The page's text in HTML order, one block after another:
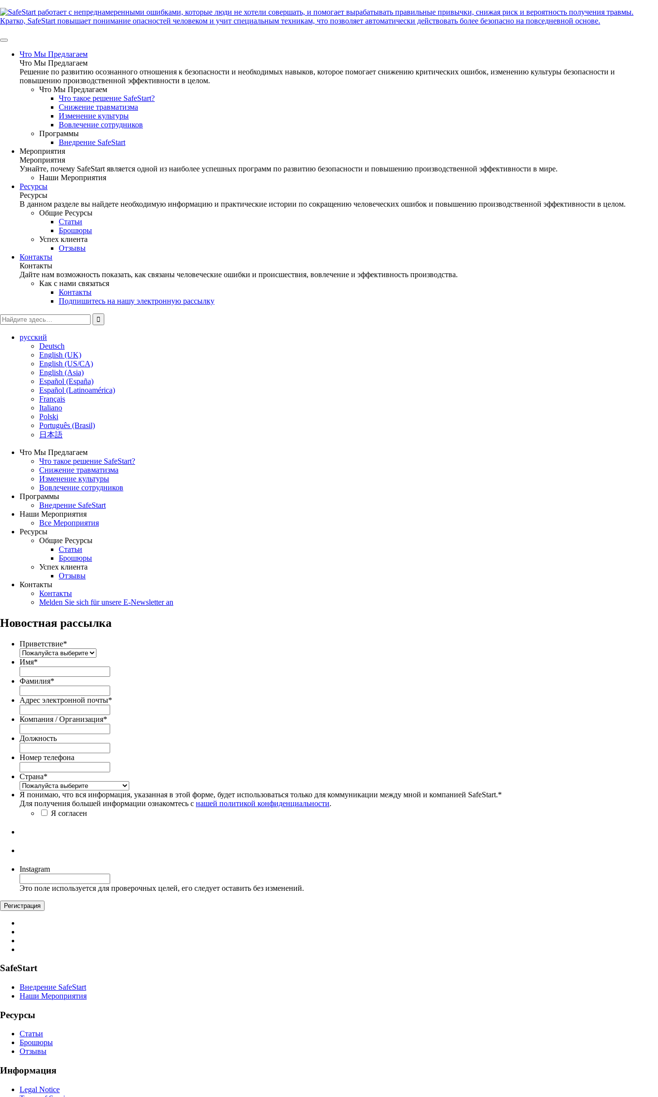
Skip
to
Что Мы Предлагаем
Что Мы Предлагаем
Решение по развитию осознанного отношения к безопасности и необходимых навыков, которое помогает снижению критических ошибок, изменению культуры безопасности и
повышению производственной эффективности в целом.
Что Мы Предлагаем
Что такое решение SafeStart?
Снижение травматизма
Изменение культуры
Вовлечение сотрудников
Программы
Внедрение SafeStart
Мероприятия
Мероприятия
Узнайте, почему SafeStart является одной из наиболее успешных программ по развитию безопасности и повышению производственной эффективности в мире.
Наши Мероприятия
Ресурсы
Ресурсы
В данном разделе вы найдете необходимую информацию и практические истории по сокращению человеческих ошибок и повышению производственной эффективности в целом.
Общие Ресурсы
Статьи
Брошюры
Успех клиента
Отзывы
Контакты
Контакты
Дайте нам возможность показать, как связаны человеческие ошибки и происшествия, вовлечение и эффективность производства.
Как с нами связаться
Контакты
Подпишитесь на нашу электронную рассылку
Поиск
русский
Deutsch
English (UK)
English (US/CA)
English (Asia)
Español (España)
Español (Latinoamérica)
Français
Italiano
Polski
Português (Brasil)
日本語
Что Мы Предлагаем
Что такое решение SafeStart?
Снижение травматизма
Изменение культуры
Вовлечение сотрудников
Программы
Внедрение SafeStart
Наши Мероприятия
Все Мероприятия
Ресурсы
Общие Ресурсы
Статьи
Брошюры
Успех клиента
Отзывы
Контакты
Контакты
Melden Sie sich für unsere E-Newsletter an
Новостная рассылка
Приветствие*
Имя*
Фамилия*
Адрес электронной почты*
Компания / Организация*
Должность
Номер телефона
Страна*
Я понимаю, что вся информация, указанная в этой форме, будет использоваться только для коммуникации между мной и компанией SafeStart.*
Для получения большей информации ознакомтесь с нашей политикой конфиденциальности.
Я согласен
Instagram
Это поле используется для проверочных целей, его следует оставить без изменений.
SafeStart
Внедрение SafeStart
Наши Мероприятия
Ресурсы
Статьи
Брошюры
Отзывы
Информация
Legal Notice